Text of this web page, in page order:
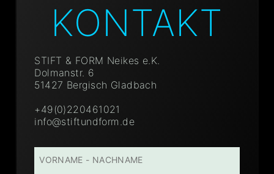
KONTAKT
STIFT & FORM Neikes e.K.
Dolmanstr. 6
51427 Bergisch Gladbach
+49(0)220461021
info@stiftundform.de